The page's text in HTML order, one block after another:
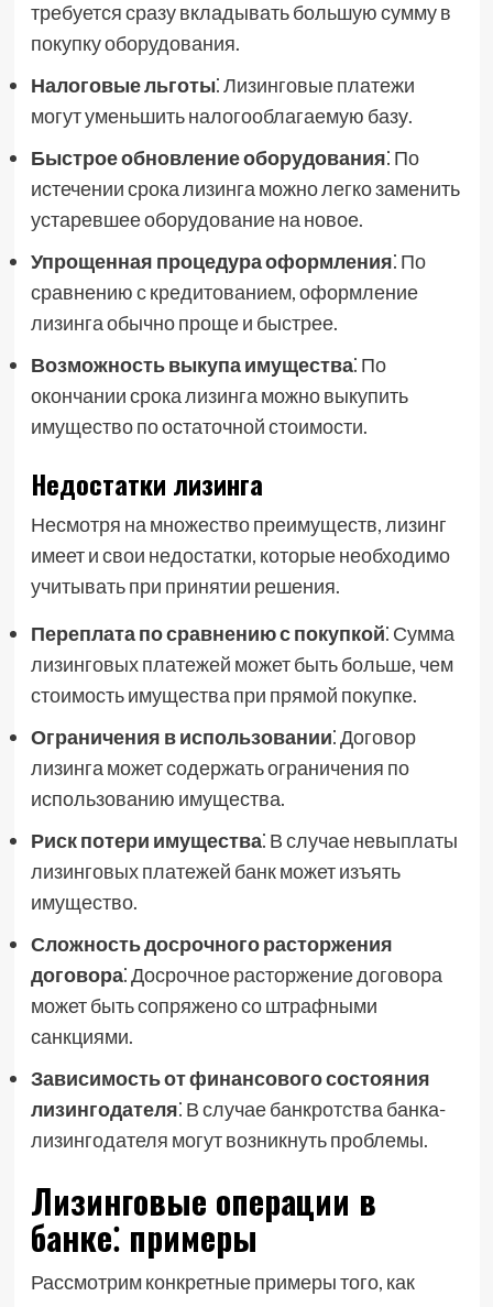
требуется сразу вкладывать большую сумму в
покупку оборудования.
Налоговые льготы⁚ Лизинговые платежи
могут уменьшить налогооблагаемую базу.
Быстрое обновление оборудования⁚ По
истечении срока лизинга можно легко заменить
устаревшее оборудование на новое.
Упрощенная процедура оформления⁚ По
сравнению с кредитованием, оформление
лизинга обычно проще и быстрее.
Возможность выкупа имущества⁚ По
окончании срока лизинга можно выкупить
имущество по остаточной стоимости.
Недостатки лизинга
Несмотря на множество преимуществ, лизинг
имеет и свои недостатки, которые необходимо
учитывать при принятии решения.
Переплата по сравнению с покупкой⁚ Сумма
лизинговых платежей может быть больше, чем
стоимость имущества при прямой покупке.
Ограничения в использовании⁚ Договор
лизинга может содержать ограничения по
использованию имущества.
Риск потери имущества⁚ В случае невыплаты
лизинговых платежей банк может изъять
имущество.
Сложность досрочного расторжения
договора⁚ Досрочное расторжение договора
может быть сопряжено со штрафными
санкциями.
Зависимость от финансового состояния
лизингодателя⁚ В случае банкротства банка-
лизингодателя могут возникнуть проблемы.
Лизинговые операции в
банке⁚ примеры
Рассмотрим конкретные примеры того, как